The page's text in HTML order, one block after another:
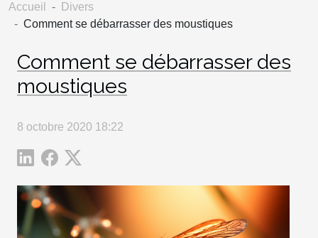
Accueil
Divers
Comment se débarrasser des moustiques
Comment se débarrasser des
moustiques
8 octobre 2020 18:22